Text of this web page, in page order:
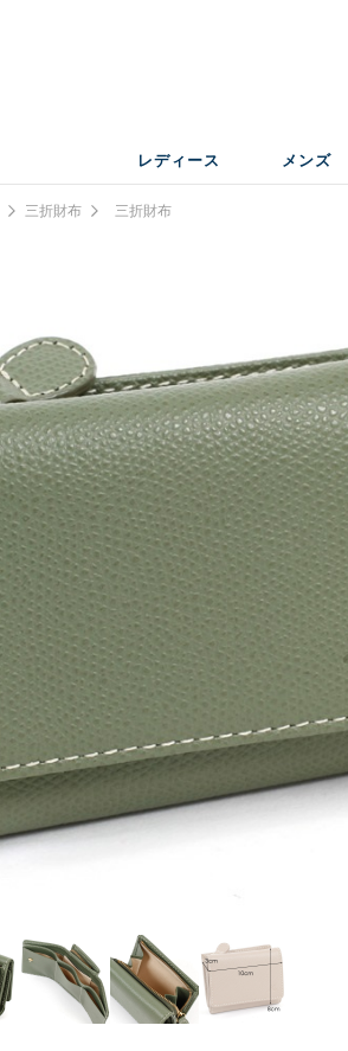
レディース メンズ
三折財布 三折財布